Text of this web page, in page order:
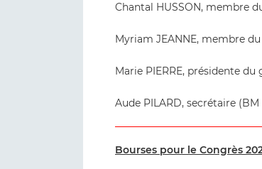
Chantal HUSSON, membre
Myriam JEANNE, membre
Marie PIERRE, présidente
Aude PILARD, secrétaire (BM
Bourses pour le Congrès